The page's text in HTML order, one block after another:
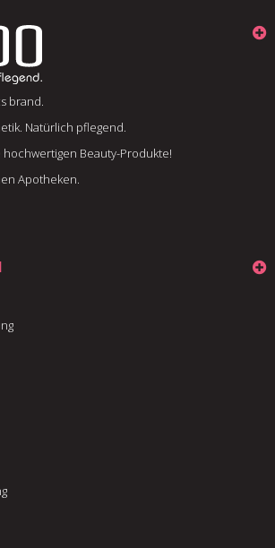
brand.
Natürlich pflegend.
Beauty-Produkte!
Apotheken.